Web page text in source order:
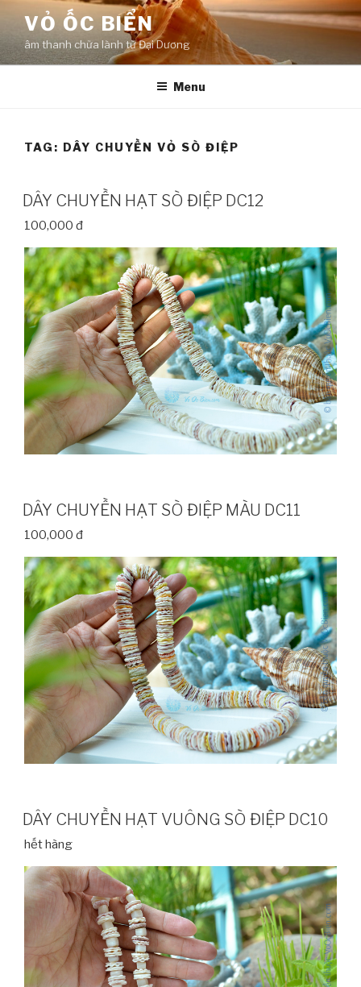
content
VỎ ỐC BIỂN
âm thanh chữa lành từ Đại Dương
Menu
TAG: DÂY CHUYỀN VỎ SÒ ĐIỆP
DÂY CHUYỀN HẠT SÒ ĐIỆP DC12
100,000 đ
DÂY CHUYỀN HẠT SÒ ĐIỆP MÀU DC11
100,000 đ
DÂY CHUYỀN HẠT VUÔNG SÒ ĐIỆP DC10
hết hàng